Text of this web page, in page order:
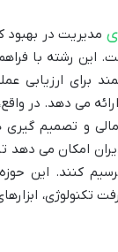
مدیریت در بهبود
این رشته با
برای
می دهد. در
و تصمیم گیری
امکان می دهد
کنند. این
تکنولوژی،